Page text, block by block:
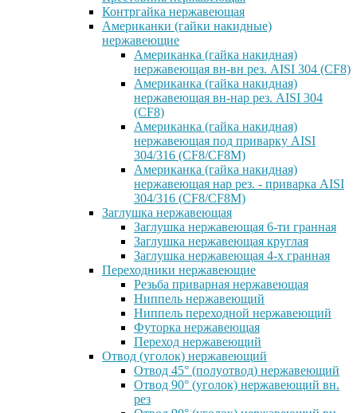
Контргайка нержавеющая
Американки (гайки накидные)
нержавеющие
Американка (гайка накидная)
нержавеющая вн-вн рез. AISI 304 (CF8)
Американка (гайка накидная)
нержавеющая вн-нар рез. AISI 304
(CF8)
Американка (гайка накидная)
нержавеющая под приварку AISI
304/316 (CF8/CF8M)
Американка (гайка накидная)
нержавеющая нар рез. - приварка AISI
304/316 (CF8/CF8M)
Заглушка нержавеющая
Заглушка нержавеющая 6-ти гранная
Заглушка нержавеющая круглая
Заглушка нержавеющая 4-х гранная
Переходники нержавеющие
Резьба приварная нержавеющая
Ниппель нержавеющий
Ниппель переходной нержавеющий
Футорка нержавеющая
Переход нержавеющий
Отвод (уголок) нержавеющий
Отвод 45° (полуотвод) нержавеющий
Отвод 90° (уголок) нержавеющий вн.
рез